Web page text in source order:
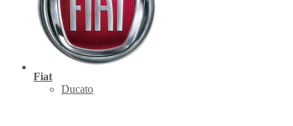
Fiat
Ducato